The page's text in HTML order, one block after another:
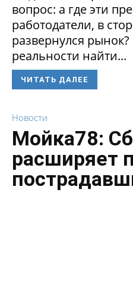
вопрос: а где эти
работодатели, в
развернулся
реальности найти...
ЧИТАТЬ ДАЛЕЕ
Новости
Мойка78:
расширяет